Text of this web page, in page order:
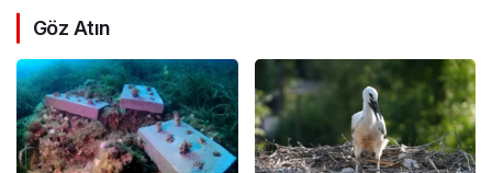
Göz Atın